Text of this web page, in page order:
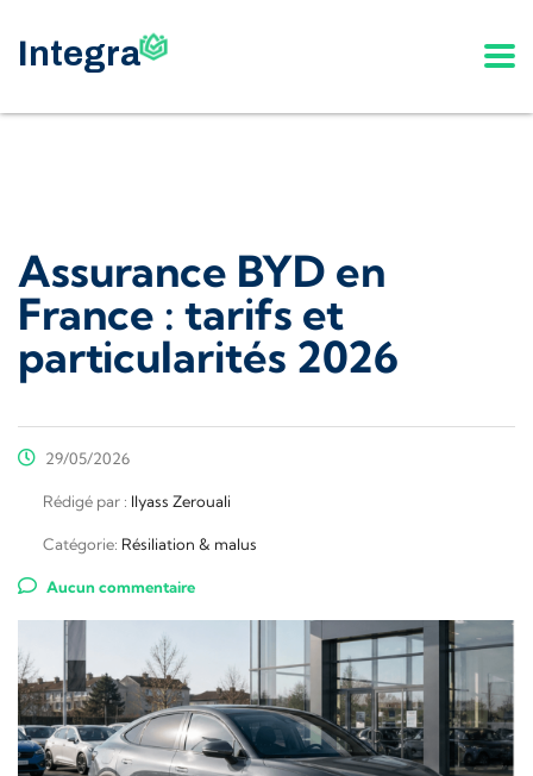
Assurance BYD en
France : tarifs et
particularités 2026
29/05/2026
Rédigé par : Ilyass Zerouali
Catégorie: Résiliation & malus
Aucun commentaire